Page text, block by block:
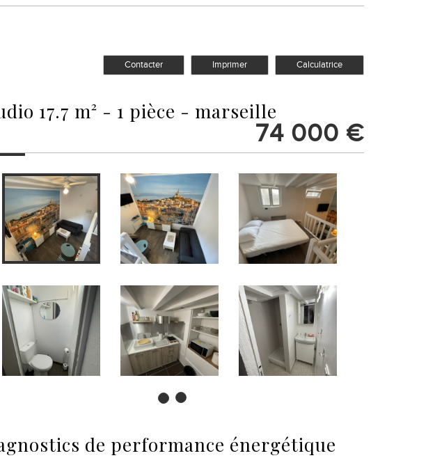
Contacter Imprimer Calculatrice
17.7 m² - 1 pièce - marseille
74 000 €
de performance énergétique